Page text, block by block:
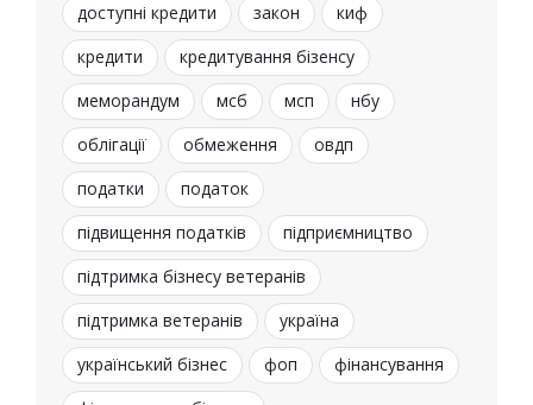
доступні кредити
закон
киф
кредити
кредитування бізенсу
меморандум
мсб мсп
нбу
облігації
обмеження
овдп
податки
податок
підвищення податків
підприємництво
підтримка бізнесу ветеранів
підтримка ветеранів
україна
український бізнес
фоп
фінансування